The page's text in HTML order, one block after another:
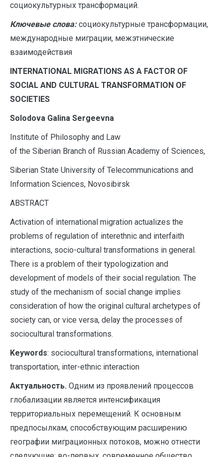
социокультурных трансформаций.
Ключевые слова:социокультурные трансформации,
международные миграции, межэтнические
взаимодействия
INTERNATIONAL MIGRATIONS AS A FACTOR OF
SOCIAL AND CULTURAL TRANSFORMATION OF
SOCIETIES
Solodova Galina Sergeevna
Institute of Philosophy and Law
of the Siberian Branch of Russian Academy of Sciences,
Siberian State University of Telecommunications and
Information Sciences, Novosibirsk
ABSTRACT
Activation of international migration actualizes the
problems of regulation of interethnic and interfaith
interactions, socio-cultural transformations in general.
There is a problem of their typologization and
development of models of their social regulation. The
study of the mechanism of social change implies
consideration of how the original cultural archetypes of
society can, or vice versa, delay the processes of
sociocultural transformations.
Keywords: sociocultural transformations, international
transportation, inter-ethnic interaction
Актуальность. Одним из проявлений процессов
глобализации является интенсификация
территориальных перемещений. К основным
предпосылкам, способствующим расширению
географии миграционных потоков, можно отнести